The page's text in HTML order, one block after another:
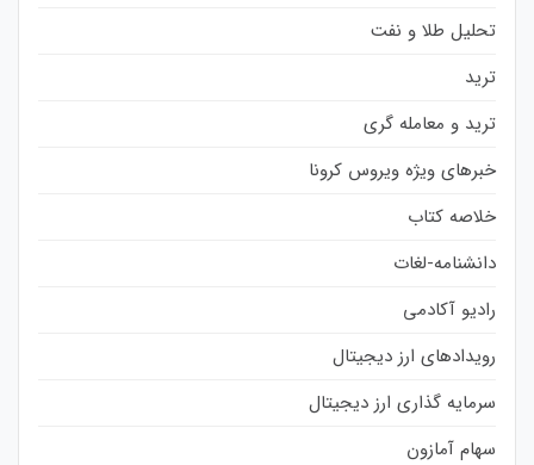
تحلیل طلا و نفت
ترید
ترید و معامله گری
خبرهای ویژه ویروس کرونا
خلاصه کتاب
دانشنامه-لغات
رادیو آکادمی
رویدادهای ارز دیجیتال
سرمایه گذاری ارز دیجیتال
سهام آمازون